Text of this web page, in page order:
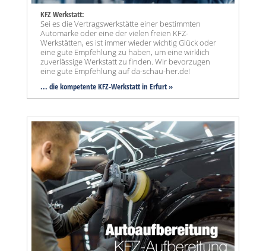
KFZ Werkstatt:
Sei es die Vertragswerkstätte einer bestimmten
Automarke oder eine der vielen freien KFZ-
Werkstätten, es ist immer wieder wichtig Glück oder
eine gute Empfehlung zu haben, um eine wirklich
zuverlässige Werkstatt zu finden. Wir bevorzugen
eine gute Empfehlung auf da-schau-her.de!
... die kompetente KFZ-Werkstatt in Erfurt »